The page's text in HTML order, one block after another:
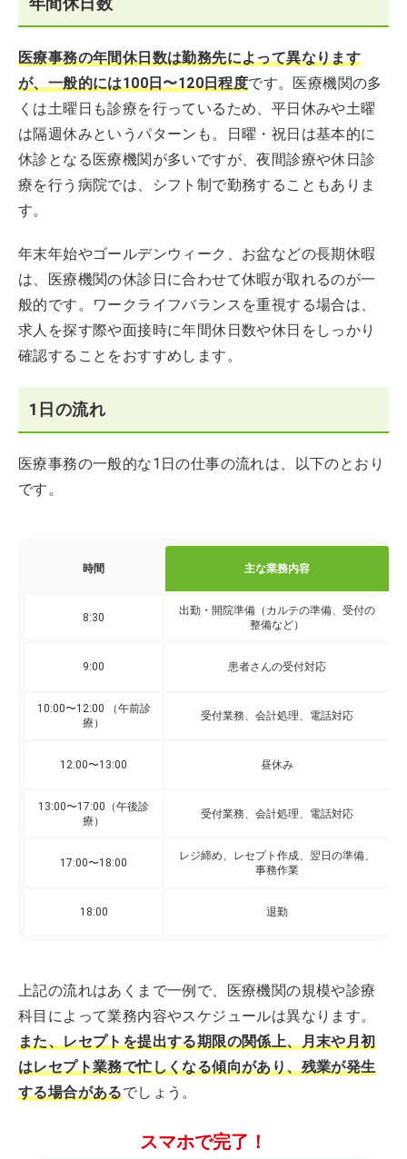
医療事務の年間休日数は勤務先によって異なります
が、一般的には100日〜120日程度です。医療機関の多
くは土曜日も診療を行っているため、平日休みや土曜
は隔週休みというパターンも。日曜・祝日は基本的に
休診となる医療機関が多いですが、夜間診療や休日診
療を行う病院では、シフト制で勤務することもありま
す。
年末年始やゴールデンウィーク、お盆などの長期休暇
は、医療機関の休診日に合わせて休暇が取れるのが一
般的です。ワークライフバランスを重視する場合は、
求人を探す際や面接時に年間休日数や休日をしっかり
確認することをおすすめします。
1日の流れ
医療事務の一般的な1日の仕事の流れは、以下のとおり
です。
時間 主な業務内容
8:30
出勤・開院準備（カルテの準備、受付の
整備など）
9:00 患者さんの受付対応
10:00〜12:00 （午前診
療）
受付業務、会計処理、電話対応
12:00〜13:00 昼休み
13:00〜17:00（午後診
療）
受付業務、会計処理、電話対応
17:00〜18:00
レジ締め、レセプト作成、翌日の準備、
事務作業
18:00 退勤
上記の流れはあくまで一例で、医療機関の規模や診療
科目によって業務内容やスケジュールは異なります。
また、レセプトを提出する期限の関係上、月末や月初
はレセプト業務で忙しくなる傾向があり、残業が発生
する場合があるでしょう。
スマホで完了！